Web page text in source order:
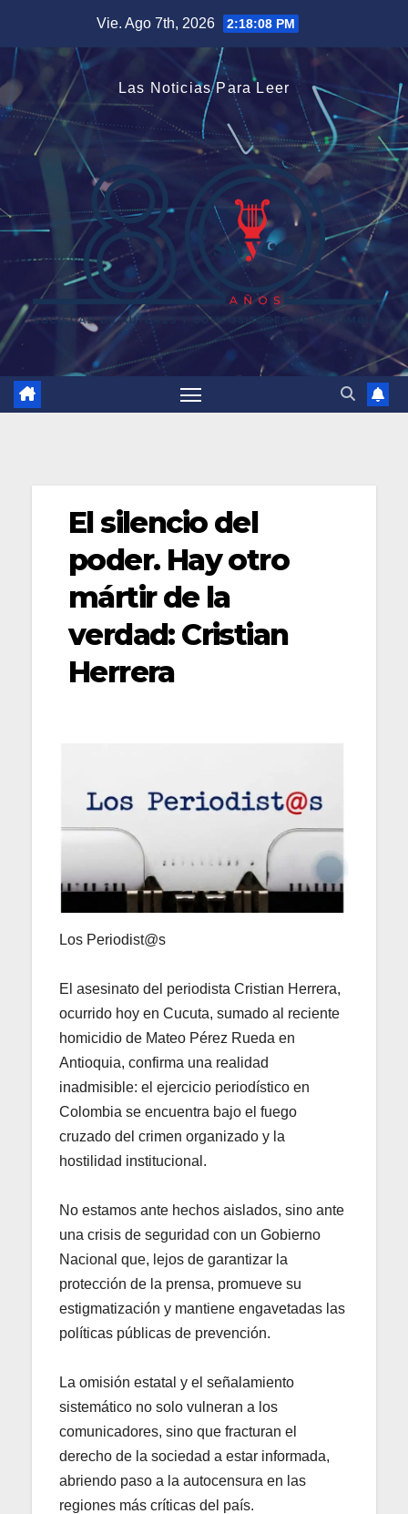
contenido
Vie. Ago 7th, 2026 2:18:09 PM
Las Noticias Para Leer
El silencio del
poder. Hay otro
mártir de la
verdad: Cristian
Herrera
Los Periodist@s
​El asesinato del periodista Cristian Herrera,
ocurrido hoy en Cucuta, sumado al reciente
homicidio de Mateo Pérez Rueda en
Antioquia, confirma una realidad
inadmisible: el ejercicio periodístico en
Colombia se encuentra bajo el fuego
cruzado del crimen organizado y la
hostilidad institucional.
No estamos ante hechos aislados, sino ante
una crisis de seguridad con un Gobierno
Nacional que, lejos de garantizar la
protección de la prensa, promueve su
estigmatización y mantiene engavetadas las
políticas públicas de prevención.
La omisión estatal y el señalamiento
sistemático no solo vulneran a los
comunicadores, sino que fracturan el
derecho de la sociedad a estar informada,
abriendo paso a la autocensura en las
regiones más críticas del país.